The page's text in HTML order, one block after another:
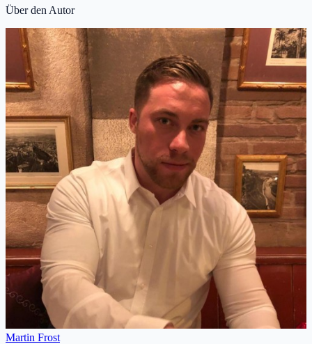
Über den Autor
Martin Frost